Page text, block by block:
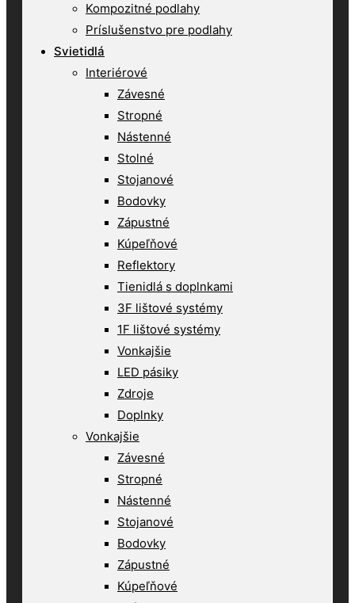
Kompozitné podlahy
Príslušenstvo pre podlahy
Svietidlá
Interiérové
Závesné
Stropné
Nástenné
Stolné
Stojanové
Bodovky
Zápustné
Kúpeľňové
Reflektory
Tienidlá s doplnkami
3F lištové systémy
1F lištové systémy
Vonkajšie
LED pásiky
Zdroje
Doplnky
Vonkajšie
Závesné
Stropné
Nástenné
Stojanové
Bodovky
Zápustné
Kúpeľňové